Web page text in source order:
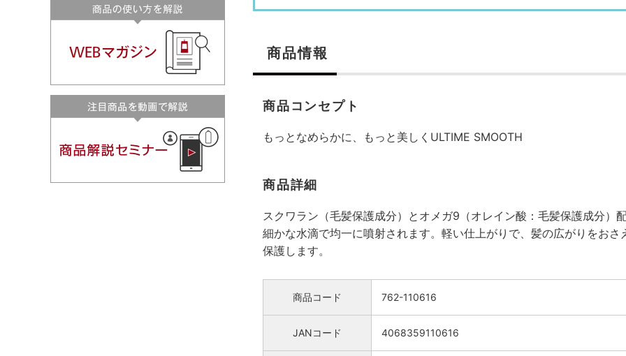
商品情報
商品コンセプト
もっとなめらかに、もっと美しくULTIME SMOOTH
商品詳細
スクワラン（毛髪保護成分）とオメガ9（オレイン酸：毛髪保護成分）
細かな水滴で均一に噴射されます。軽い仕上がりで、髪の広がりをお
保護します。
商品コード 762-110616
JANコード 4068359110616